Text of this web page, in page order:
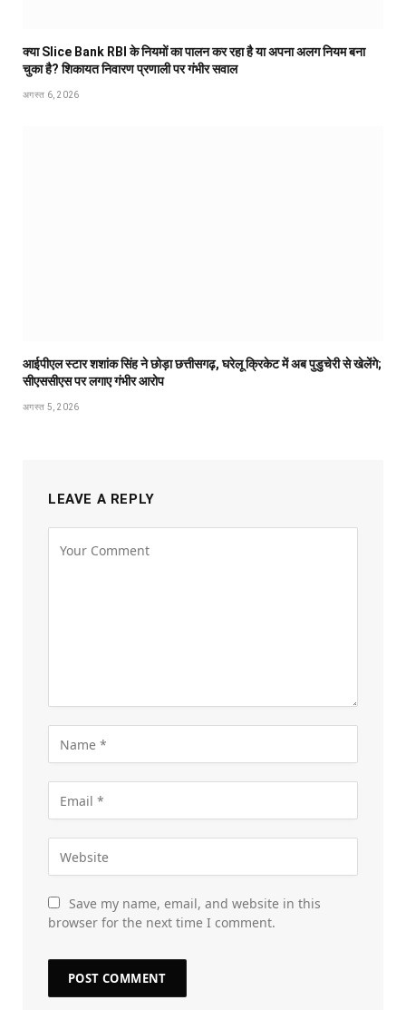
क्या Slice Bank RBI के नियमों का पालन कर रहा है या अपना अलग नियम बना
चुका है? शिकायत निवारण प्रणाली पर गंभीर सवाल
अगस्त 6, 2026
आईपीएल स्टार शशांक सिंह ने छोड़ा छत्तीसगढ़, घरेलू क्रिकेट में अब पुडुचेरी से खेलेंगे;
सीएससीएस पर लगाए गंभीर आरोप
अगस्त 5, 2026
LEAVE A REPLY
Save my name, email, and website in this
browser for the next time I comment.